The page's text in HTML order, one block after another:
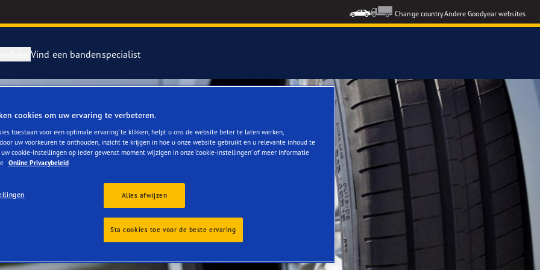
Change countryAndere Goodyear websites
4Seasons GEN-3
Vind een bandenspecialist
cookies om uw ervaring te verbeteren.
toestaan voor een optimale ervaring’ te klikken, helpt u ons de website beter te laten werken,
uw voorkeuren te onthouden, inzicht te krijgen in hoe u onze website gebruikt en u relevante inhoud te
uw cookie-instellingen op ieder gewenst moment wijzigen in onze ‘cookie-instellingen’ of meer informatie
Online Privacybeleid
Alles afwijzen
Sta cookies toe voor de beste ervaring